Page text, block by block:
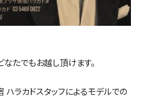
たでもお越し頂けます。
ラカドスタッフによるモデルでの